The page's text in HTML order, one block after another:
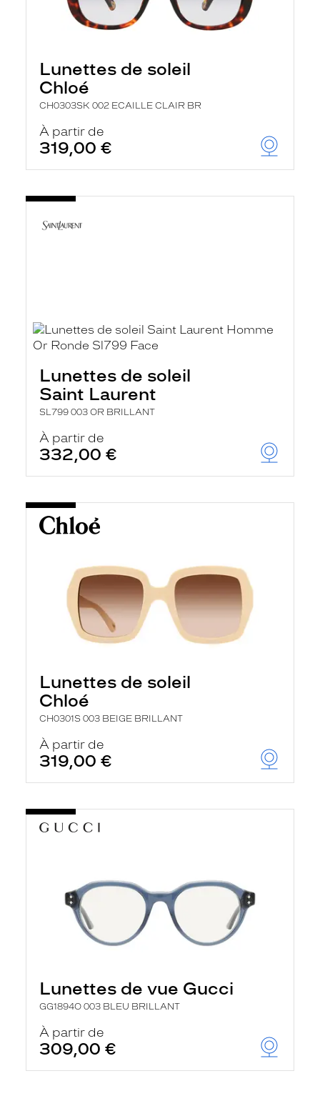
Lunettes de soleil
Chloé
CH0303SK 002 ECAILLE CLAIR BR
À partir de
319,00 €
Lunettes de soleil
Saint Laurent
SL799 003 OR BRILLANT
À partir de
332,00 €
Lunettes de soleil
Chloé
CH0301S 003 BEIGE BRILLANT
À partir de
319,00 €
Lunettes de vue Gucci
GG1894O 003 BLEU BRILLANT
À partir de
309,00 €